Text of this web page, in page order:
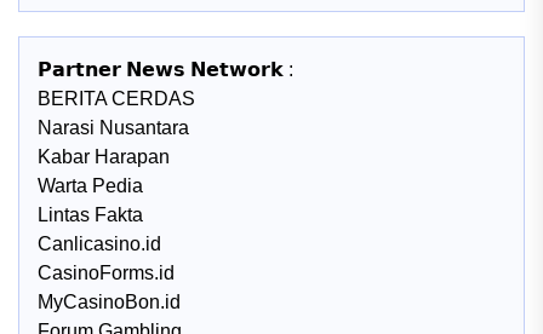
𝗣𝗮𝗿𝘁𝗻𝗲𝗿 𝗡𝗲𝘄𝘀 𝗡𝗲𝘁𝘄𝗼𝗿𝗸 :
BERITA CERDAS
Narasi Nusantara
Kabar Harapan
Warta Pedia
Lintas Fakta
Canlicasino.id
CasinoForms.id
MyCasinoBon.id